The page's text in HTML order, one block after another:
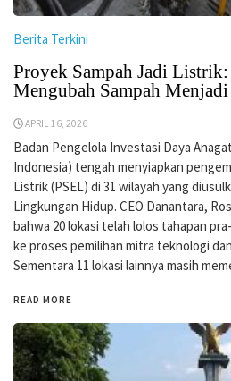
Berita Terkini
Proyek Sampah Jadi
Mengubah Sampah
APRIL 16, 2026
Badan Pengelola Investasi Daya
Indonesia) tengah menyiapkan
Listrik (PSEL) di 31 wilayah yang
Lingkungan Hidup. CEO Danantara,
bahwa 20 lokasi telah lolos tahapan
ke proses pemilihan mitra teknologi
Sementara 11 lokasi lainnya masih
READ MORE